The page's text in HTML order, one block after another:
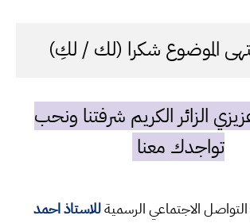
الموضوع شكرا (لك / لكِ)
الزائر الكريم شرفتنا ونحب
تواجدك معنا
الاجتماعي الرسميةللاستاذ احمد